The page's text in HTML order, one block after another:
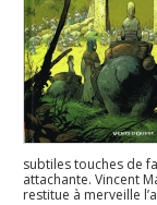
subtiles touches de
attachante. Vincent
restitue à merveille